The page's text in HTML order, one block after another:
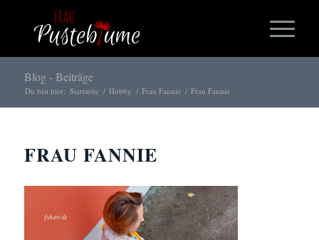
Blog - Beiträge
Du bist hier: Startseite / Hobby / Frau Fannie / Frau Fannie
FRAU FANNIE